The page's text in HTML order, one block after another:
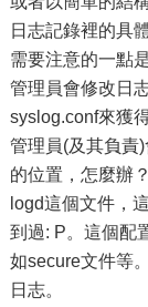
日志記錄裡的具
需要注意的一點
管理員會修改日
syslog.conf來獲
管理員(及其負責
的位置，怎麼辦
logd這個文件，
到過: P。這個配
如secure文件等
日志。